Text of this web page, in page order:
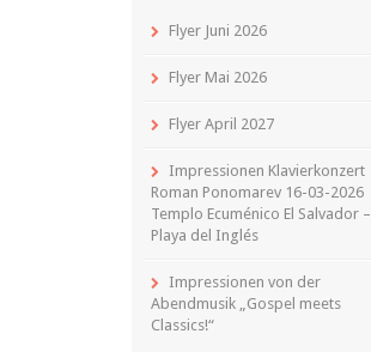
Flyer Juni 2026
Flyer Mai 2026
Flyer April 2027
Impressionen Klavierkonzert
Roman Ponomarev 16-03-2026
Templo Ecuménico El Salvador –
Playa del Inglés
Impressionen von der
Abendmusik „Gospel meets
Classics!“